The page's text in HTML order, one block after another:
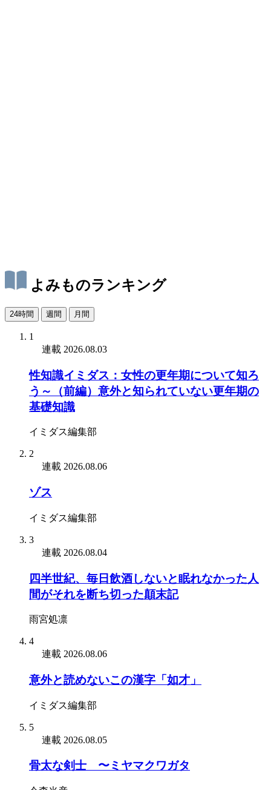
よみものランキング
24時間 週間 月間
1
連載 2026.08.03
性知識イミダス：女性の更年期について知ろ
う～（前編）意外と知られていない更年期の
基礎知識
イミダス編集部
2
連載 2026.08.06
ゾス
イミダス編集部
3
連載 2026.08.04
四半世紀、毎日飲酒しないと眠れなかった人
間がそれを断ち切った顛末記
雨宮処凛
4
連載 2026.08.06
意外と読めないこの漢字「如才」
イミダス編集部
5
連載 2026.08.05
骨太な剣士 〜ミヤマクワガタ